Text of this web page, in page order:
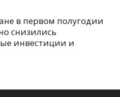
в первом полугодии
снизились
инвестиции и